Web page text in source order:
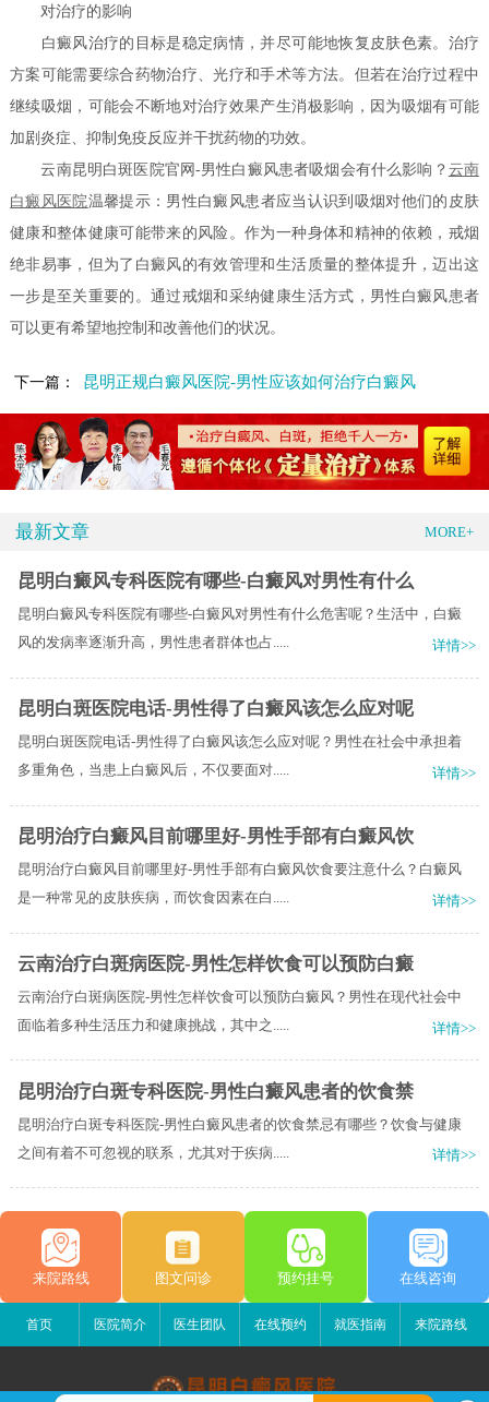
对治疗的影响
白癜风治疗的目标是稳定病情，并尽可能地恢复皮肤色素。治疗
方案可能需要综合药物治疗、光疗和手术等方法。但若在治疗过程中
继续吸烟，可能会不断地对治疗效果产生消极影响，因为吸烟有可能
加剧炎症、抑制免疫反应并干扰药物的功效。
云南昆明白斑医院官网-男性白癜风患者吸烟会有什么影响？ 云南
白癜风医院温馨提示：男性白癜风患者应当认识到吸烟对他们的皮肤
健康和整体健康可能带来的风险。作为一种身体和精神的依赖，戒烟
绝非易事，但为了白癜风的有效管理和生活质量的整体提升，迈出这
一步是至关重要的。通过戒烟和采纳健康生活方式，男性白癜风患者
可以更有希望地控制和改善他们的状况。
下一篇： 昆明正规白癜风医院-男性应该如何治疗白癜风
最新文章 MORE+
昆明白癜风专科医院有哪些-白癜风对男性有什么
昆明白癜风专科医院有哪些-白癜风对男性有什么危害呢？生活中，白癜
风的发病率逐渐升高，男性患者群体也占.....
详情>>
昆明白斑医院电话-男性得了白癜风该怎么应对呢
昆明白斑医院电话-男性得了白癜风该怎么应对呢？男性在社会中承担着
多重角色，当患上白癜风后，不仅要面对.....
详情>>
昆明治疗白癜风目前哪里好-男性手部有白癜风饮
昆明治疗白癜风目前哪里好-男性手部有白癜风饮食要注意什么？白癜风
是一种常见的皮肤疾病，而饮食因素在白.....
详情>>
云南治疗白斑病医院-男性怎样饮食可以预防白癜
云南治疗白斑病医院-男性怎样饮食可以预防白癜风？男性在现代社会中
面临着多种生活压力和健康挑战，其中之.....
详情>>
昆明治疗白斑专科医院-男性白癜风患者的饮食禁
昆明治疗白斑专科医院-男性白癜风患者的饮食禁忌有哪些？饮食与健康
之间有着不可忽视的联系，尤其对于疾病.....
详情>>
来院路线 图文问诊 预约挂号 在线咨询
首页 医院简介 医生团队 在线预约 就医指南 来院路线